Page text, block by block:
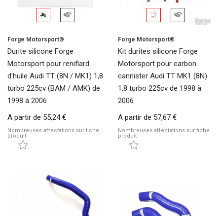
Forge Motorsport®
Durite silicone Forge
Motorsport pour reniflard
d'huile Audi TT (8N / MK1) 1,8
turbo 225cv (BAM / AMK) de
1998 à 2006
A partir de 55,24 €
Nombreuses affectations sur fiche
produit
Forge Motorsport®
Kit durites silicone Forge
Motorsport pour carbon
cannister Audi TT MK1 (8N)
1,8 turbo 225cv de 1998 à
2006
A partir de 57,67 €
Nombreuses affectations sur fiche
produit